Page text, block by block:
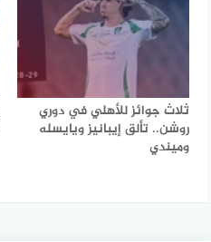
ثلاث جوائز للأهلي في دوري
روشن.. تألق إيبانيز ويايسله
وميندي